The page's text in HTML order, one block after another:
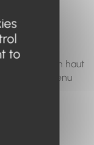
recherche en haut
le contenu
to